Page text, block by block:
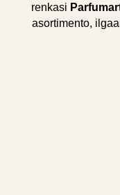
renkasi
asortimento,